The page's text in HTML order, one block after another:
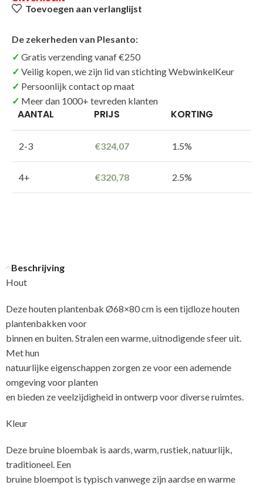
Toevoegen aan verlanglijst
De zekerheden van Plesanto:
Gratis verzending vanaf €250
Veilig kopen, we zijn lid van stichting WebwinkelKeur
Persoonlijk contact op maat
Meer dan 1000+ tevreden klanten
AANTAL PRIJS KORTING
2-3 €324,07 1.5%
4+ €320,78 2.5%
Beschrijving
Hout
Deze houten plantenbak Ø68×80 cm is een tijdloze houten
plantenbakken voor
binnen en buiten. Stralen een warme, uitnodigende sfeer uit.
Met hun
natuurlijke eigenschappen zorgen ze voor een ademende
omgeving voor planten
en bieden ze veelzijdigheid in ontwerp voor diverse ruimtes.
Kleur
Deze bruine bloembak is aards, warm, rustiek, natuurlijk,
traditioneel. Een
bruine bloempot is typisch vanwege zijn aardse en warme